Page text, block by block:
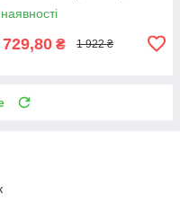
729,80 ₴ 1 922 ₴